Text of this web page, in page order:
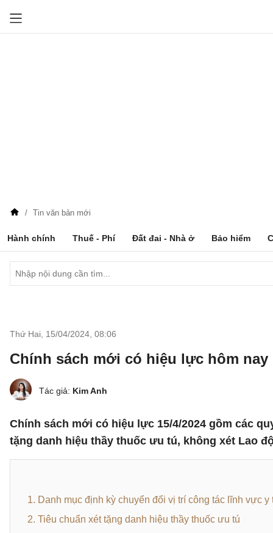
Tin văn bản mới
Hành chính Thuế - Phí Đất đai - Nhà ở Bảo hiểm
Thứ Hai, 15/04/2024 08:06
Chính sách mới có hiệu lực hôm nay
Tác giả: Kim Anh
Chính sách mới có hiệu lực 15/4/2024 gồm các
tặng danh hiệu thầy thuốc ưu tú, không xét Lao
1. Danh mục định kỳ chuyển đổi vị trí công tác lĩnh vực y
2. Tiêu chuẩn xét tặng danh hiệu thầy thuốc ưu tú